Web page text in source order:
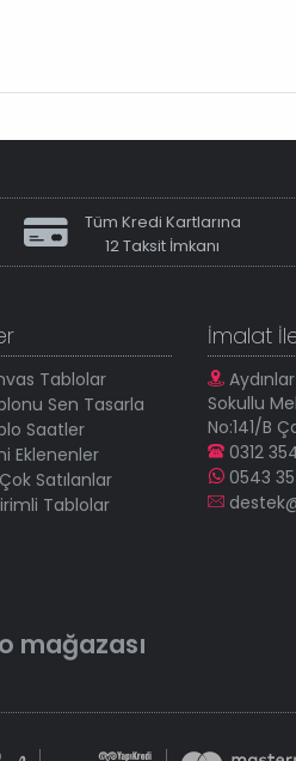
Tüm Kredi Kartlarına
12 Taksit İmkanı
Tablolar
Sen Tasarla
Saatler
Eklenenler
Satılanlar
Tablolar
İmalat
Sokullu
No:141/B
0312
0543
mağazası